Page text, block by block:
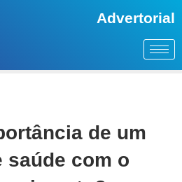
Advertorial
de um
saúde com o